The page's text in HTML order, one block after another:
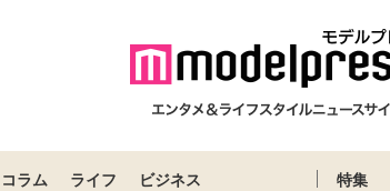
コラム ライフ ビジネス 特集